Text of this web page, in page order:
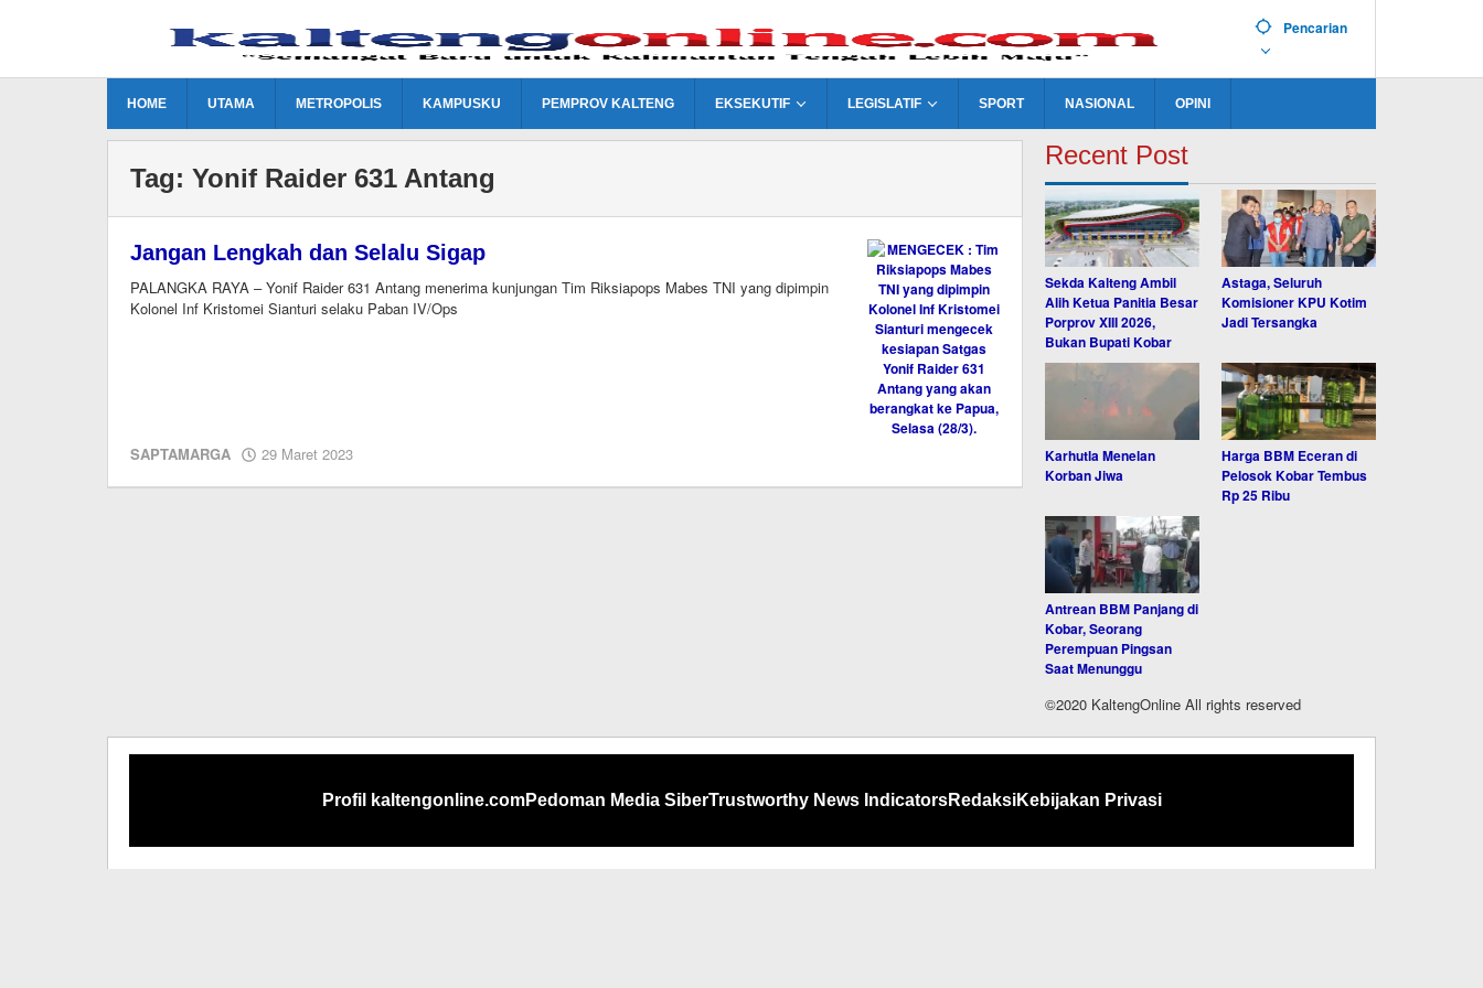
Pencarian
HOME UTAMA METROPOLIS KAMPUSKU PEMPROV KALTENG EKSEKUTIF LEGISLATIF SPORT NASIONAL OPINI
Tag: Yonif Raider 631 Antang
Jangan Lengkah dan Selalu Sigap
PALANGKA RAYA – Yonif Raider 631 Antang menerima kunjungan Tim Riksiapops Mabes TNI yang dipimpin
Kolonel Inf Kristomei Sianturi selaku Paban IV/Ops
SAPTAMARGA 29 Maret 2023
Recent Post
Sekda Kalteng Ambil
Alih Ketua Panitia Besar
Porprov XIII 2026,
Bukan Bupati Kobar
Astaga, Seluruh
Komisioner KPU Kotim
Jadi Tersangka
Karhutla Menelan
Korban Jiwa
Harga BBM Eceran di
Pelosok Kobar Tembus
Rp 25 Ribu
Antrean BBM Panjang di
Kobar, Seorang
Perempuan Pingsan
Saat Menunggu
©2020 KaltengOnline All rights reserved
Profil kaltengonline.comPedoman Media SiberTrustworthy News IndicatorsRedaksiKebijakan Privasi